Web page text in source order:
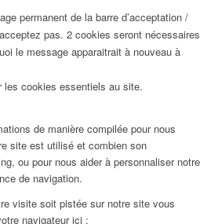
permanent de la barre d’acceptation /
pas. 2 cookies seront nécessaires
le message apparaitrait à nouveau à
les cookies essentiels au site.
de manière compilée pour nous
site est utilisé et combien son
ou pour nous aider à personnaliser notre
de navigation.
visite soit pistée sur notre site vous
navigateur ici :